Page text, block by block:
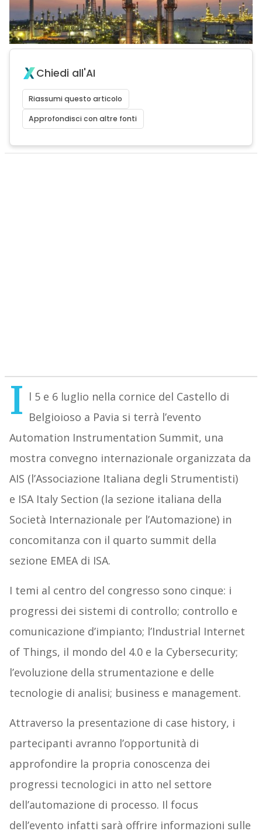
Chiedi all'AI
Riassumi questo articolo
Approfondisci con altre fonti
I l 5 e 6 luglio nella cornice del Castello di
Belgioioso a Pavia si terrà l’evento
Automation Instrumentation Summit, una
mostra convegno internazionale organizzata da
AIS (l’Associazione Italiana degli Strumentisti)
e ISA Italy Section (la sezione italiana della
Società Internazionale per l’Automazione) in
concomitanza con il quarto summit della
sezione EMEA di ISA.
I temi al centro del congresso sono cinque: i
progressi dei sistemi di controllo; controllo e
comunicazione d’impianto; l’Industrial Internet
of Things, il mondo del 4.0 e la Cybersecurity;
l’evoluzione della strumentazione e delle
tecnologie di analisi; business e management.
Attraverso la presentazione di case history, i
partecipanti avranno l’opportunità di
approfondire la propria conoscenza dei
progressi tecnologici in atto nel settore
dell’automazione di processo. Il focus
dell’evento infatti sarà offrire informazioni sulle